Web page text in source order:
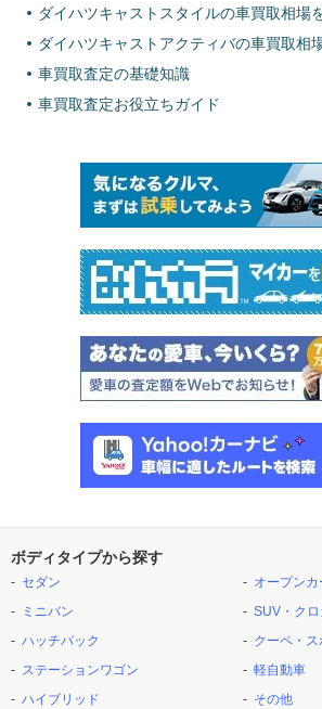
ダイハツキャストスタイルの車買取相場
ダイハツキャストアクティバの車買取相
車買取査定の基礎知識
車買取査定お役立ちガイド
ボディタイプから探す
セダン
ミニバン
ハッチバック
ステーションワゴン
ハイブリッド
オープンカ
SUV・クロ
クーペ・
軽自動車
その他